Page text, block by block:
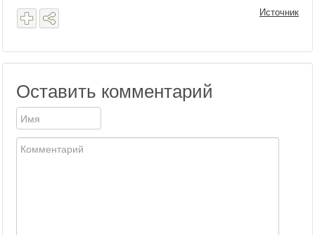
Источник
Оставить комментарий